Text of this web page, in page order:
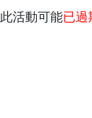
此活動可能已過